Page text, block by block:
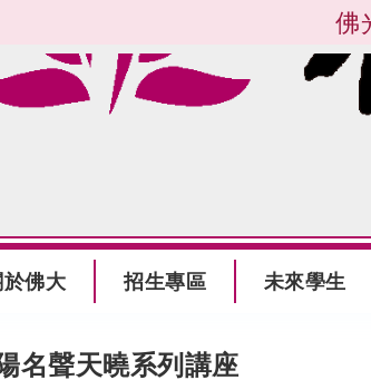
佛
主要內容
於佛大 招生專區 未來學生
名聲天曉系列講座